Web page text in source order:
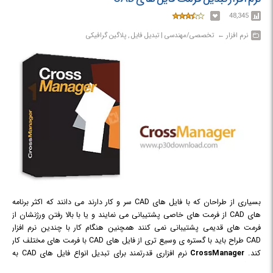
48,345
نرم افزار‎ ← ‏ تخصصی/مهندسی | تبدیل فایل , پلاگین گرافیکی
بسیاری از طراحان که با فایل های CAD سر و کار دارند می دانند که اکثر برنامه
های CAD از فرمت های خاصی پشتیبانی می نمایند و یا با بالا رفتن ورژنشان از
فرمت های قدیمی پشتیبانی نمی کنند همچنین هنگام کار با چندین نرم افزار
CAD طراح باید با گستره ی وسیع تری از فایل های CAD با فرمت های مختلف کار
کند. CrossManager
نرم افزاری قدرتمند برای تبدیل انواع فایل های CAD به